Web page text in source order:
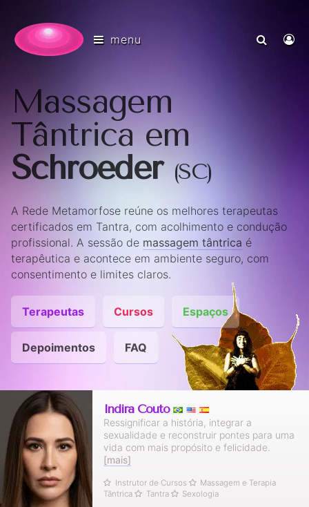
menu
Massagem
Tântrica em
Schroeder(SC)
A Rede Metamorfose reúne os melhores terapeutas
certificados em Tantra, com acolhimento e condução
profissional. A sessão de massagem tântrica é
terapêutica e acontece em ambiente seguro, com
consentimento e limites claros.
Terapeutas Cursos Espaços
Depoimentos FAQ
Indira Couto
Ressignificar a história, integrar a
sexualidade e reconstruir pontes para uma
vida com mais propósito e felicidade.
[mais]
Instrutor de Cursos
Massagem e Terapia
Tântrica
Tantra Sexologia